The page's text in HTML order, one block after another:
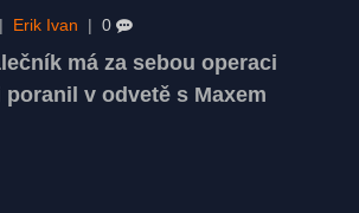
Erik Ivan 0
má za sebou operaci
v odvetě s Maxem